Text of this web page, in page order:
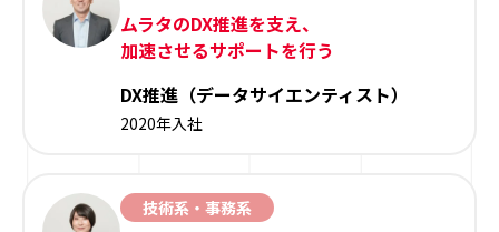
ムラタのDX推進を支え、
加速させるサポートを行う
DX推進（データサイエンティスト）
2020年入社
技術系・事務系